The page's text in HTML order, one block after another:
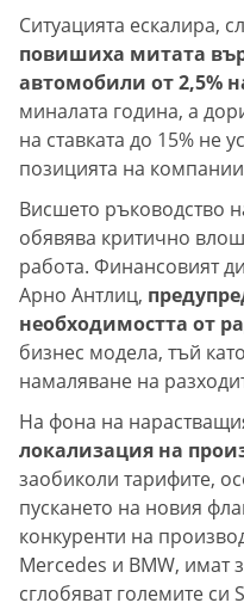
Ситуацията ескалира,
повишиха митата
автомобили от 2,5%
миналата година, а
на ставката до 15% не
позицията на
Висшето ръководство
обявява критично
работа. Финансовият
Арно Антлиц,
необходимостта от
бизнес модела, тъй
намаляване на
На фона на
локализация на
заобиколи тарифите,
пускането на новия
конкуренти на
Mercedes и BMW, имат
сглобяват големите си